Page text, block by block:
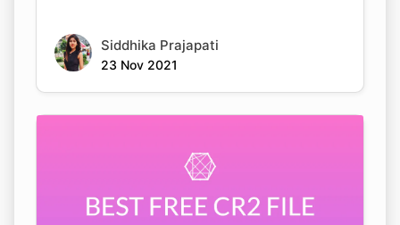
Siddhika Prajapati
23 Nov 2021